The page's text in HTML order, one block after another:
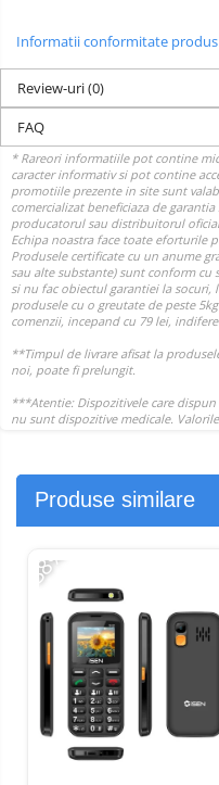
Informatii conformitate produs
Review-uri(0)
FAQ
Produse similare
-38%